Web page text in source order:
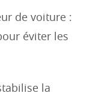
de voiture :
éviter les
la